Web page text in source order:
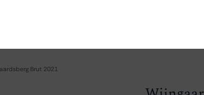
Brut 2021